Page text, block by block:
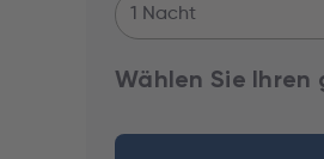
1 Nacht
Wählen Sie